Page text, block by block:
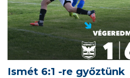
Ismét 6:1 -re győztünk